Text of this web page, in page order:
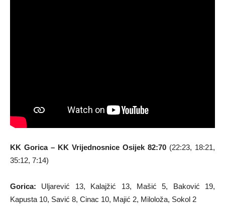
KK Gorica – KK Vrijednosnice Osijek 82:70 (22:23, 18:21,
35:12, 7:14)
Gorica: Uljarević 13, Kalajžić 13, Mašić 5, Baković 19,
Kapusta 10, Savić 8, Cinac 10, Majić 2, Miloloža, Sokol 2